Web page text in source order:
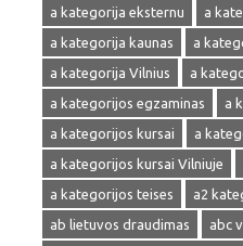
a kategorija eksternu
a
a kategorija kaunas
a
a kategorija Vilnius
a
a kategorijos egzaminas
a
a kategorijos kursai
a
a kategorijos kursai Vilniuje
a kategorijos teises
a2
ab lietuvos draudimas
abc